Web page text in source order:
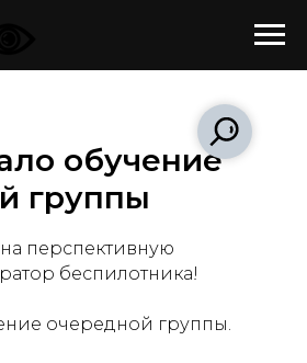
обучение
группы
перспективную
беспилотника!
очередной группы.